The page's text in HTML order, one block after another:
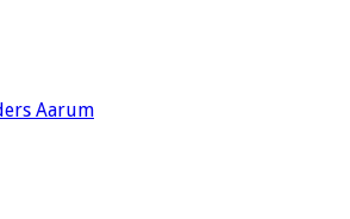
Aarum